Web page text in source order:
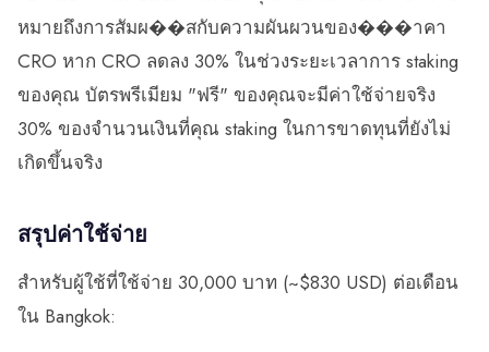
หมายถึงการสัมผ��สกับความผันผวนของ���าคา
CRO หาก CRO ลดลง 30% ในช่วงระยะเวลาการ staking
ของคุณ บัตรพรีเมียม "ฟรี" ของคุณจะมีค่าใช้จ่ายจริง
30% ของจำนวนเงินที่คุณ staking ในการขาดทุนที่ยังไม่
เกิดขึ้นจริง
สรุปค่าใช้จ่าย
สำหรับผู้ใช้ที่ใช้จ่าย 30,000 บาท (~$830 USD) ต่อเดือน
ใน Bangkok: